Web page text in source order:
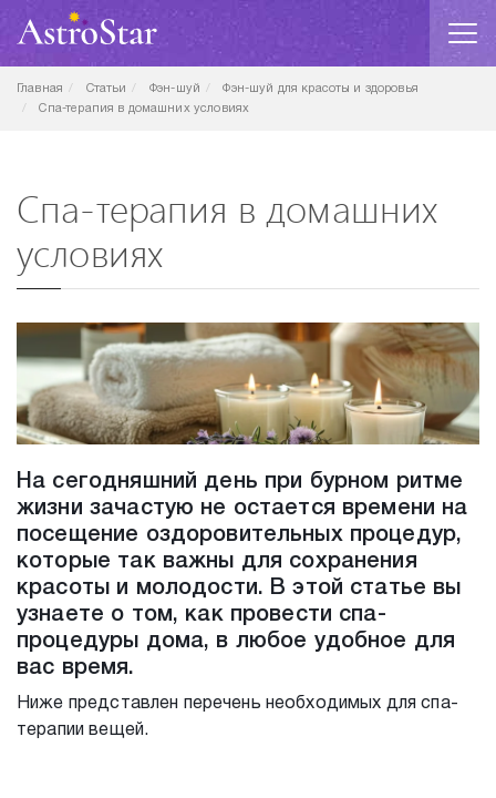
Главная Статьи Фэн-шуй
Фэн-шуй для красоты и здоровья
Спа-терапия в домашних условиях
Спа-терапия в домашних
условиях
На сегодняшний день при бурном ритме
жизни зачастую не остается времени на
посещение оздоровительных процедур,
которые так важны для сохранения
красоты и молодости. В этой статье вы
узнаете о том, как провести спа-
процедуры дома, в любое удобное для
вас время.
Ниже представлен перечень необходимых для спа-
терапии вещей.